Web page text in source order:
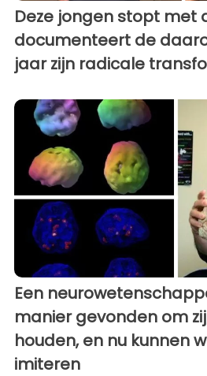
Deze jongen stopt met
documenteert de
jaar zijn radicale
Een
manier gevonden om
houden, en nu kunnen
imiteren